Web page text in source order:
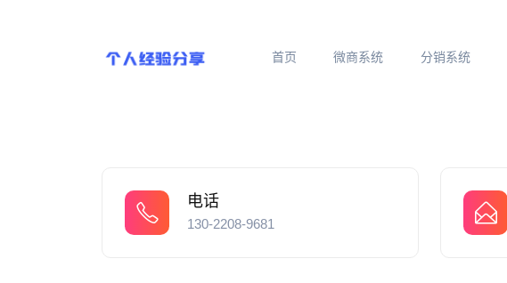
首页 微商系统 分销系统
电话
130-2208-9681